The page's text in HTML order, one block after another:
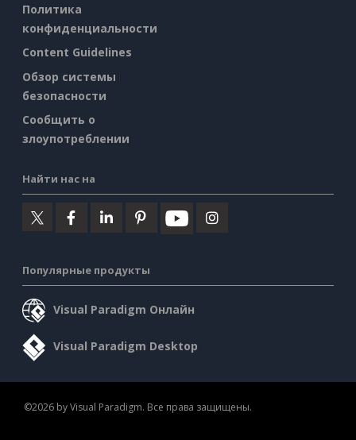
Политика
конфиденциальности
Content Guidelines
Обзор системы
безопасности
Сообщить о
злоупотреблении
Найти нас на
Популярные продукты
Visual Paradigm Онлайн
Visual Paradigm Desktop
©2026 by Visual Paradigm. Все права защищены.